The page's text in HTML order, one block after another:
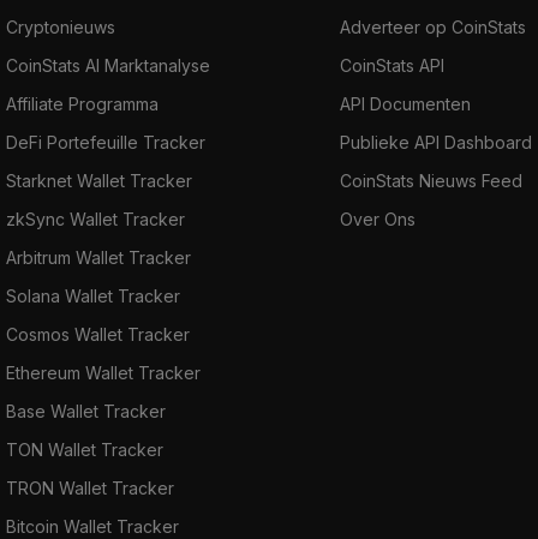
Cryptonieuws
CoinStats AI Marktanalyse
Affiliate Programma
DeFi Portefeuille Tracker
Starknet Wallet Tracker
zkSync Wallet Tracker
Arbitrum Wallet Tracker
Solana Wallet Tracker
Cosmos Wallet Tracker
Ethereum Wallet Tracker
Base Wallet Tracker
TON Wallet Tracker
TRON Wallet Tracker
Bitcoin Wallet Tracker
Adverteer op CoinStats
CoinStats API
API Documenten
Publieke API Dashboard
CoinStats Nieuws Feed
Over Ons